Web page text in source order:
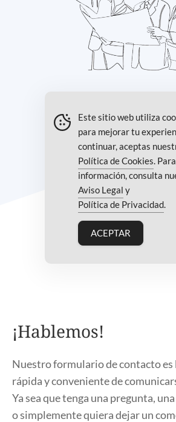
¡Hablemos!
Nuestro formulario de contacto es
rápida y conveniente de
Ya sea que tenga una pregunta,
o simplemente quiera dejar un
Este sitio web utiliza
para mejorar tu
continuar, aceptas
Política de Cookies.
información, consulta
Aviso Legal y
Política de Privacidad.
ACEPTAR